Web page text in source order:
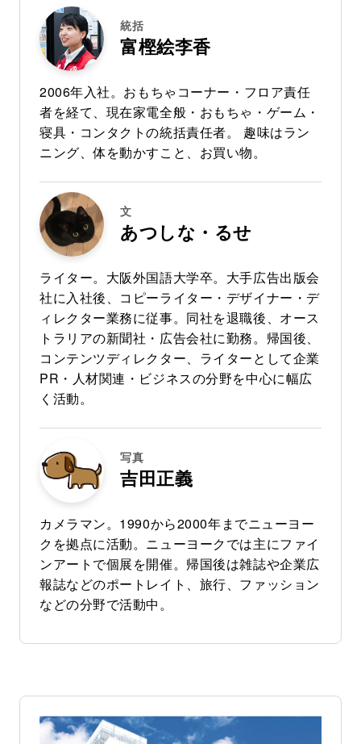
統括
富樫絵李香
2006年入社。おもちゃコーナー・フロア責任
者を経て、現在家電全般・おもちゃ・ゲーム・
寝具・コンタクトの統括責任者。 趣味はラン
ニング、体を動かすこと、お買い物。
文
あつしな・るせ
ライター。大阪外国語大学卒。大手広告出版会
社に入社後、コピーライター・デザイナー・デ
ィレクター業務に従事。同社を退職後、オース
トラリアの新聞社・広告会社に勤務。帰国後、
コンテンツディレクター、ライターとして企業
PR・人材関連・ビジネスの分野を中心に幅広
く活動。
写真
吉田正義
カメラマン。1990から2000年までニューヨー
クを拠点に活動。ニューヨークでは主にファイ
ンアートで個展を開催。帰国後は雑誌や企業広
報誌などのポートレイト、旅行、ファッション
などの分野で活動中。